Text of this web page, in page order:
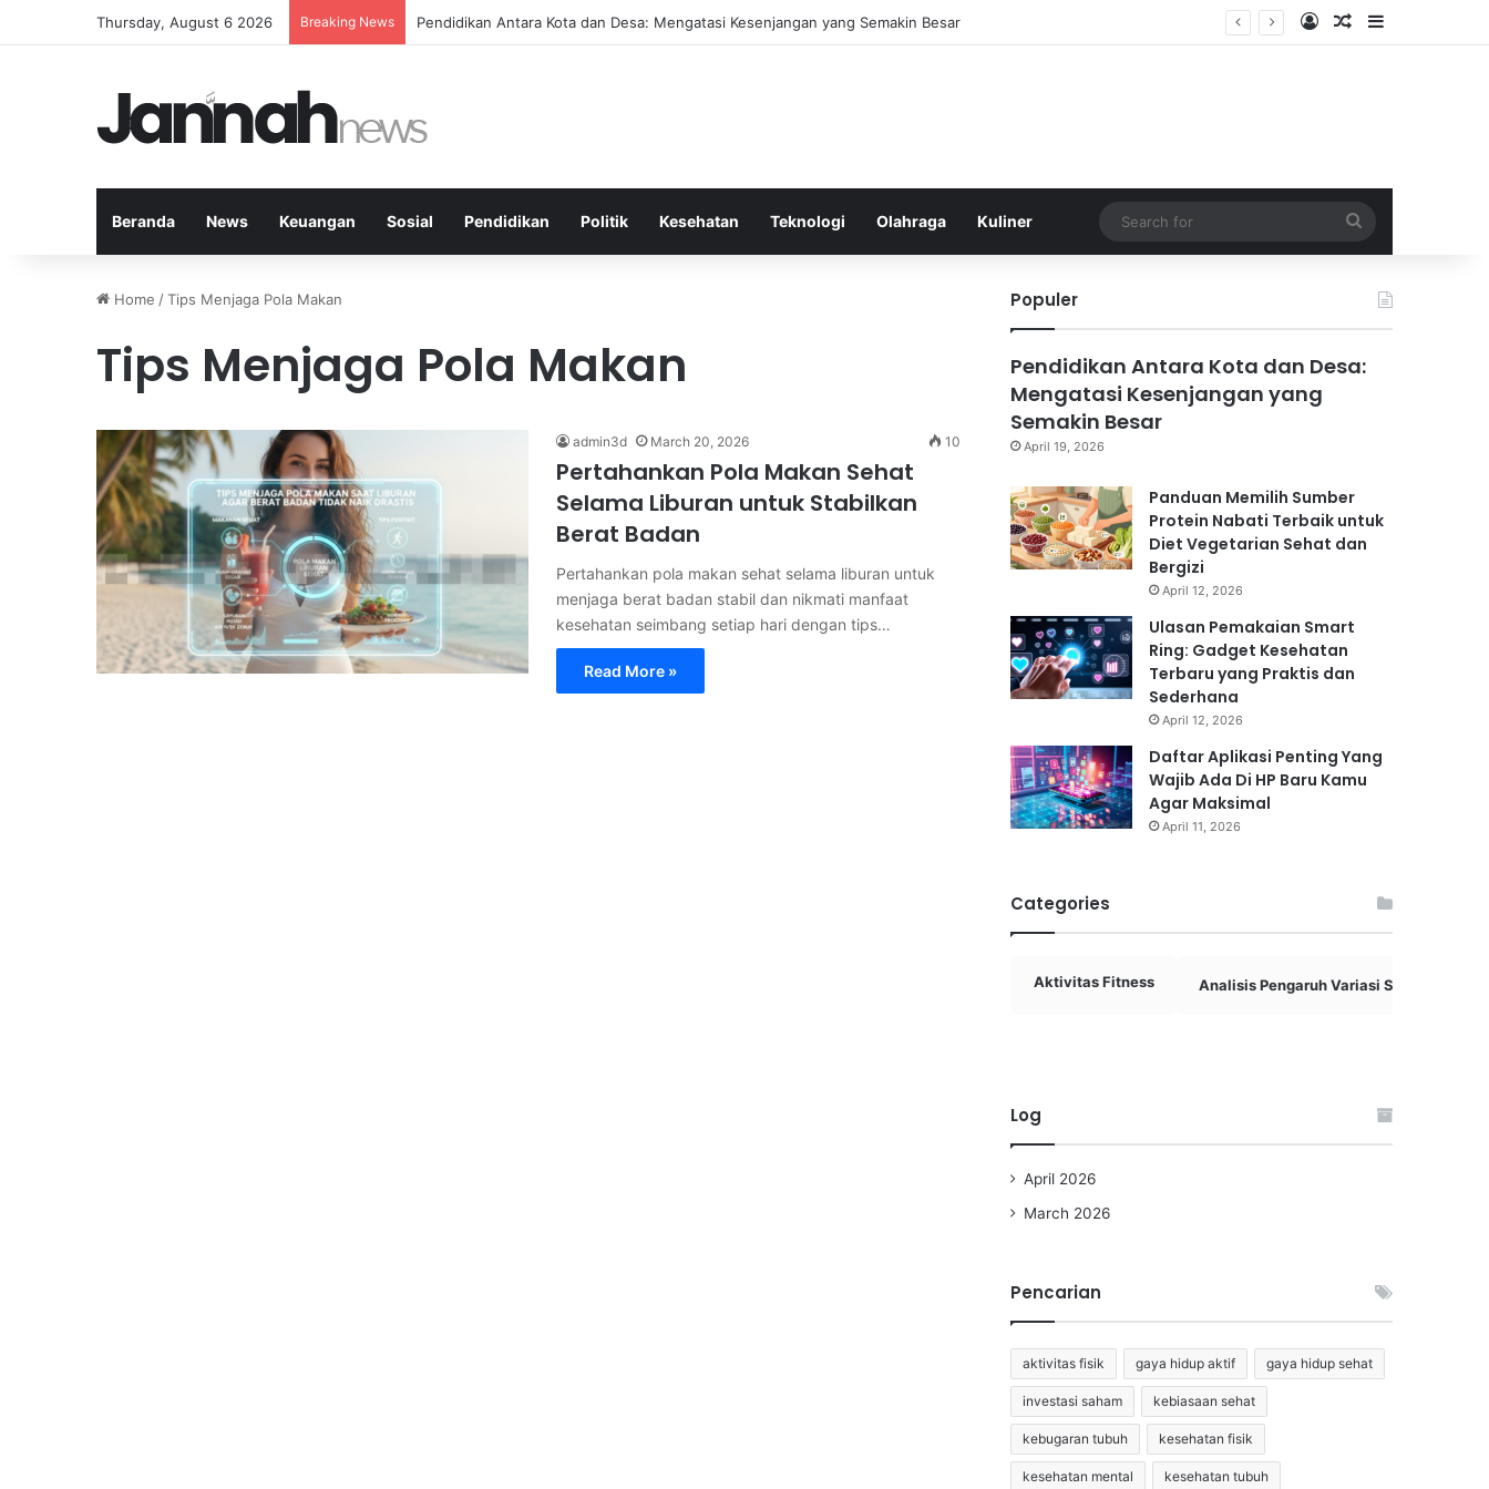
Thursday, August 6 2026 Breaking News Pendidikan Antara Kota dan Desa: Mengatasi Kesenjangan yang Semakin Besar Log InRandom Article
Sidebar
Beranda News Keuangan Sosial Pendidikan Politik Kesehatan Teknologi Olahraga Kuliner
for
Home /Tips Menjaga Pola Makan
Tips Menjaga Pola Makan
admin3d March 20, 2026 10
Pertahankan Pola Makan Sehat
Selama Liburan untuk Stabilkan
Berat Badan
Pertahankan pola makan sehat selama liburan untuk
menjaga berat badan stabil dan nikmati manfaat
kesehatan seimbang setiap hari dengan tips…
Read More »
Populer
Pendidikan Antara Kota dan Desa:
Mengatasi Kesenjangan yang
Semakin Besar
April 19, 2026
Panduan Memilih Sumber
Protein Nabati Terbaik untuk
Diet Vegetarian Sehat dan
Bergizi
April 12, 2026
Ulasan Pemakaian Smart
Ring: Gadget Kesehatan
Terbaru yang Praktis dan
Sederhana
April 12, 2026
Daftar Aplikasi Penting Yang
Wajib Ada Di HP Baru Kamu
Agar Maksimal
April 11, 2026
Categories
Aktivitas Fitness Analisis Pengaruh Variasi Skema
Log
April 2026
March 2026
Pencarian
aktivitas fisik gaya hidup aktif gaya hidup sehat
investasi saham kebiasaan sehat
kebugaran tubuh kesehatan fisik
kesehatan mental kesehatan tubuh